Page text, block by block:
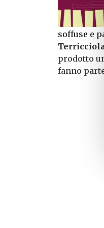
soffuse e
prodotto
fanno